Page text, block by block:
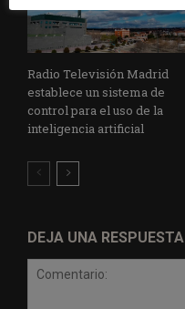
Radio Televisión Madrid
establece un sistema de
control para el uso de la
inteligencia artificial
DEJA UNA RESPUESTA